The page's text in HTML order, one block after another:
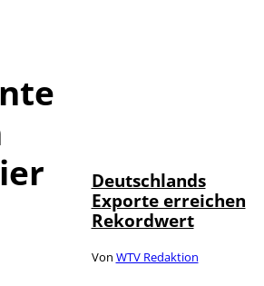
Deutschlands
Exporte erreichen
Rekordwert
Von WTV Redaktion